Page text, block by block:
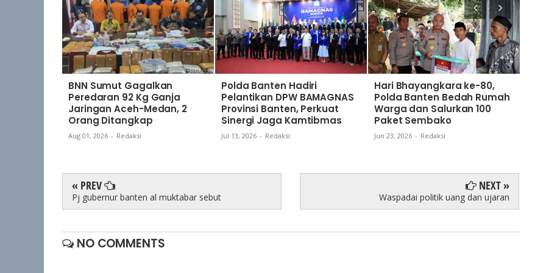
BNN Sumut Gagalkan
Peredaran 92 Kg Ganja
Jaringan Aceh-Medan, 2
Orang Ditangkap
Aug 01, 2026 - Redaksi
Polda Banten Hadiri
Pelantikan DPW BAMAGNAS
Provinsi Banten, Perkuat
Sinergi Jaga Kamtibmas
Jul 13, 2026 - Redaksi
Hari Bhayangkara ke-80,
Polda Banten Bedah Rumah
Warga dan Salurkan 100
Paket Sembako
Jun 23, 2026 - Redaksi
« PREV
Pj gubernur banten al muktabar sebut
NEXT »
Waspadai politik uang dan ujaran
NO COMMENTS